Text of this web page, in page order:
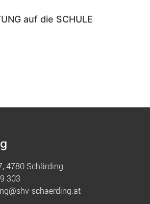
auf die SCHULE
4780 Schärding
303
schaerding.at